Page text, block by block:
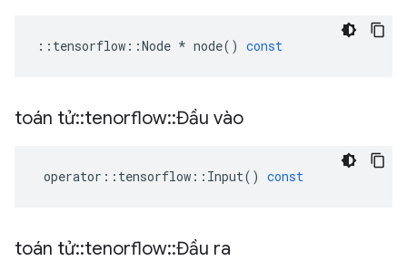
:: tensorflow ::Node * node() const
toán tử::tenorflow::Đầu vào
operator :: tensorflow :: Input() const
toán tử::tenorflow::Đầu ra